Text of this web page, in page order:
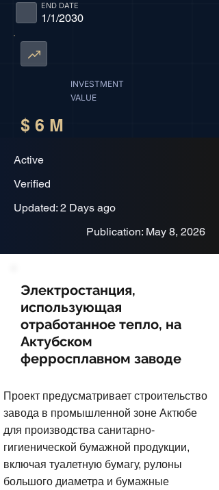
1/1/2030
END DATE
INVESTMENT
VALUE
$ 6 M
Active
Verified
Updated: 2 Days ago
Publication: May 8, 2026
Электростанция,
использующая
отработанное тепло, на
Актубском
ферросплавном заводе
Проект предусматривает строительство
завода в промышленной зоне Актюбе
для производства санитарно-
гигиенической бумажной продукции,
включая туалетную бумагу, рулоны
большого диаметра и бумажные